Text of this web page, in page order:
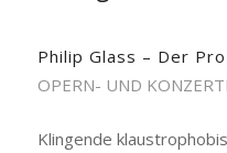
Philip Glass – Der
OPERN- UND
Klingende